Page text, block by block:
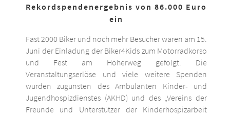
Rekordspendenergebnis von 86.000 Euro
ein
Fast 2000 Biker und noch mehr Besucher waren am 15.
Juni der Einladung der Biker4Kids zum Motorradkorso
und Fest am Höherweg gefolgt. Die
Veranstaltungserlöse und viele weitere Spenden
wurden zugunsten des Ambulanten Kinder- und
Jugendhospizdienstes (AKHD) und des „Vereins der
Freunde und Unterstützer der Kinderhospizarbeit